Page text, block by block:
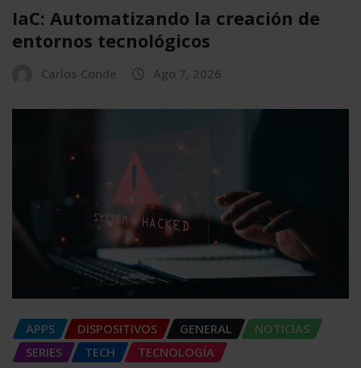
IaC: Automatizando la creación de
entornos tecnológicos
Carlos Conde Ago 7, 2026
APPS DISPOSITIVOS GENERAL
NOTICIAS
SERIES
TECH TECNOLOGÍA